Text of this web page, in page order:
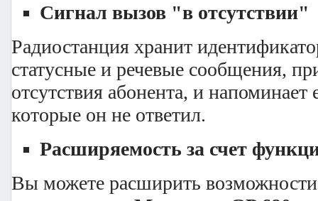
Сигнал вызов "в отсутствии"
Радиостанция хранит
статусные и речевые сообщения,
отсутствия абонента, и
которые он не ответил.
Расширяемость за счет
Вы можете расширить возможности